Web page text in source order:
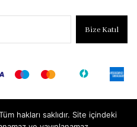
Bize Katıl
hakları saklıdır. Site içindeki